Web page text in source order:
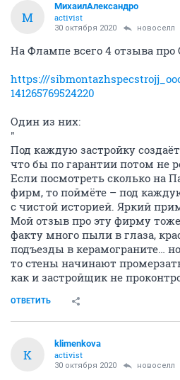
М
МихаилАлександро
activist
30 октября 2020 новоселл
На Флампе всего 4 отзыва
https:///
141265769524220
Один из них:
"
Под каждую застройку
что бы по гарантии потом не
Если посмотреть сколько на
фирм, то поймёте – под
с чистой историей. Яркий
Мой отзыв про эту фирму
факту много пыли в глаза,
подъезды в керамограните…
то стены начинают
как и застройщик не
ОТВЕТИТЬ
K
klimenkova
activist
30 октября 2020 новоселл